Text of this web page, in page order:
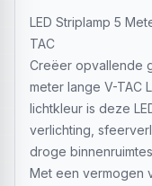
LED Striplamp 5
TAC
Creëer opvallende
meter lange V-TAC
lichtkleur is deze
verlichting,
droge
Met een vermogen